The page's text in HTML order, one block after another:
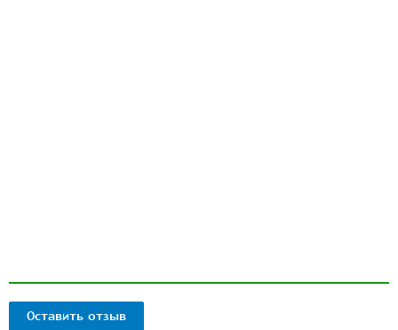
Оставить отзыв